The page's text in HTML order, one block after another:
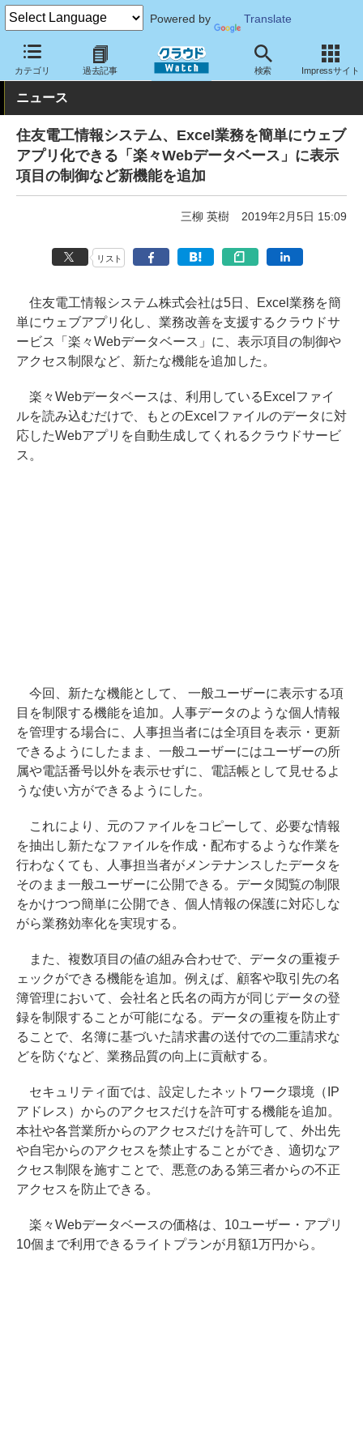
Powered by Translate
カテゴリ 過去記事 検索 Impressサイト
クラウド Watch サービス・ソフト サービス 業務関連
ニュース
住友電工情報システム、Excel業務を簡単にウェブ
アプリ化できる「楽々Webデータベース」に表示
項目の制御など新機能を追加
三柳 英樹 2019年2月5日 15:09
リスト
住友電工情報システム株式会社は5日、Excel業務を簡
単にウェブアプリ化し、業務改善を支援するクラウドサ
ービス「楽々Webデータベース」に、表示項目の制御や
アクセス制限など、新たな機能を追加した。
楽々Webデータベースは、利用しているExcelファイ
ルを読み込むだけで、もとのExcelファイルのデータに対
応したWebアプリを自動生成してくれるクラウドサービ
ス。
今回、新たな機能として、 一般ユーザーに表示する項
目を制限する機能を追加。人事データのような個人情報
を管理する場合に、人事担当者には全項目を表示・更新
できるようにしたまま、一般ユーザーにはユーザーの所
属や電話番号以外を表示せずに、電話帳として見せるよ
うな使い方ができるようにした。
これにより、元のファイルをコピーして、必要な情報
を抽出し新たなファイルを作成・配布するような作業を
行わなくても、人事担当者がメンテナンスしたデータを
そのまま一般ユーザーに公開できる。データ閲覧の制限
をかけつつ簡単に公開でき、個人情報の保護に対応しな
がら業務効率化を実現する。
また、複数項目の値の組み合わせで、データの重複チ
ェックができる機能を追加。例えば、顧客や取引先の名
簿管理において、会社名と氏名の両方が同じデータの登
録を制限することが可能になる。データの重複を防止す
ることで、名簿に基づいた請求書の送付での二重請求な
どを防ぐなど、業務品質の向上に貢献する。
セキュリティ面では、設定したネットワーク環境（IP
アドレス）からのアクセスだけを許可する機能を追加。
本社や各営業所からのアクセスだけを許可して、外出先
や自宅からのアクセスを禁止することができ、適切なア
クセス制限を施すことで、悪意のある第三者からの不正
アクセスを防止できる。
楽々Webデータベースの価格は、10ユーザー・アプリ
10個まで利用できるライトプランが月額1万円から。